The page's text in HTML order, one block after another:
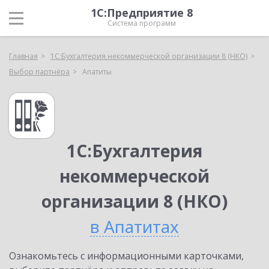
1С:Предприятие 8
Система программ
Главная
1С:Бухгалтерия некоммерческой организации 8 (НКО)
Выбор партнёра
Апатиты
1С:Бухгалтерия
некоммерческой
организации 8 (НКО)
в Апатитах
Ознакомьтесь с информационными карточками,